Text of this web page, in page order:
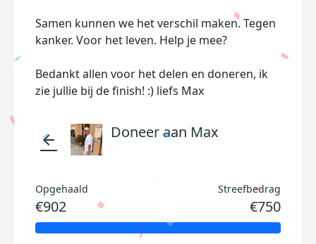
Samen kunnen we het verschil maken. Tegen
kanker. Voor het leven. Help je mee?
Bedankt allen voor het delen en doneren, ik
zie jullie bij de finish! :) liefs Max
arrow_back Doneer aan Max
Opgehaald
€902
Streefbedrag
€750